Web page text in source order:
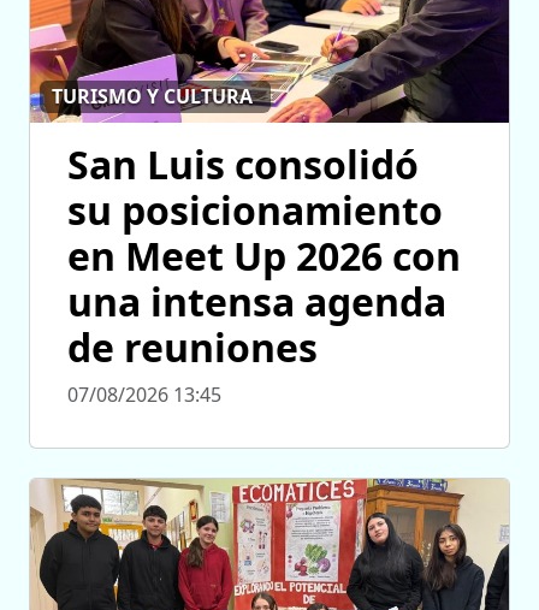
TURISMO Y CULTURA
San Luis consolidó
su posicionamiento
en Meet Up 2026 con
una intensa agenda
de reuniones
07/08/2026 13:45